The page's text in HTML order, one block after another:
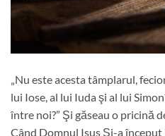
„Nu este acesta tâmplarul,
lui Iose, al lui Iuda şi al lui
între noi?” Şi găseau o pricină
Când Domnul Isus Și-a